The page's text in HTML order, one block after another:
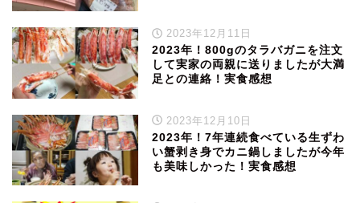
2023年12月11日
2023年！800gのタラバガニを注文
して実家の両親に送りましたが大満
足との連絡！実食感想
2023年12月10日
2023年！7年連続食べている生ずわ
い蟹剥き身でカニ鍋しましたが今年
も美味しかった！実食感想